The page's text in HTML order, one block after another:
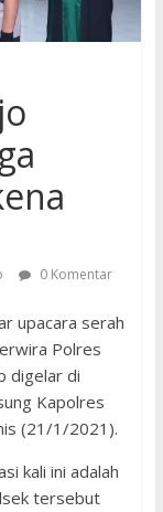
0 Komentar
upacara serah
Polres
digelar di
Kapolres
(21/1/2021).
kali ini adalah
tersebut